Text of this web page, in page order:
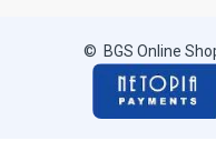
© BGS Online